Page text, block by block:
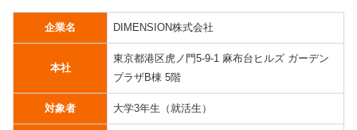
企業名 DIMENSION株式会社
本社
東京都港区虎ノ門5-9-1 麻布台ヒルズ ガーデン
プラザB棟 5階
対象者 大学3年生（就活生）